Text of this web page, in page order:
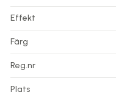
Effekt
Färg
Reg.nr
Plats